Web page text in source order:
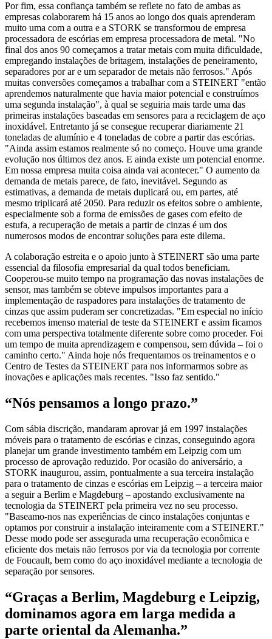
Por fim, essa confiança também se reflete no fato de ambas as
empresas colaborarem há 15 anos ao longo dos quais aprenderam
muito uma com a outra e a STORK se transformou de empresa
processadora de escórias em empresa processadora de metal. "No
final dos anos 90 começamos a tratar metais com muita dificuldade,
empregando instalações de britagem, instalações de peneiramento,
separadores por ar e um separador de metais não ferrosos." Após
muitas conversões começamos a trabalhar com a STEINERT "então
aprendemos naturalmente que havia maior potencial e construímos
uma segunda instalação", à qual se seguiria mais tarde uma das
primeiras instalações baseadas em sensores para a reciclagem de aço
inoxidável. Entretanto já se consegue recuperar diariamente 21
toneladas de alumínio e 4 toneladas de cobre a partir das escórias.
"Ainda assim estamos realmente só no começo. Houve uma grande
evolução nos últimos dez anos. E ainda existe um potencial enorme.
Em nossa empresa muita coisa ainda vai acontecer." O aumento da
demanda de metais parece, de fato, inevitável. Segundo as
estimativas, a demanda de metais duplicará ou, em partes, até
mesmo triplicará até 2050. Para reduzir os efeitos sobre o ambiente,
especialmente sob a forma de emissões de gases com efeito de
estufa, a recuperação de metais a partir de cinzas é um dos
numerosos modos de encontrar soluções para este dilema.
A colaboração estreita e o apoio junto à STEINERT são uma parte
essencial da filosofia empresarial da qual todos beneficiam.
Cooperou-se muito tempo na programação das novas instalações de
sensor, mas também se obteve impulsos importantes para a
implementação de raspadores para instalações de tratamento de
cinzas que assim puderam ser concretizadas. "Em especial no início
recebemos imenso material de teste da STEINERT e assim ficamos
com uma perspectiva totalmente diferente sobre como proceder. Foi
um tempo de muita aprendizagem e compensou, sem dúvida – foi o
caminho certo." Ainda hoje nós frequentamos os treinamentos e o
Centro de Testes da STEINERT para nos informarmos sobre as
inovações e aplicações mais recentes. "Isso faz sentido."
“Nós pensamos a longo prazo.”
Com sábia discrição, mandaram aprovar já em 1997 instalações
móveis para o tratamento de escórias e cinzas, conseguindo agora
planejar um grande investimento também em Leipzig com um
processo de aprovação reduzido. Por ocasião do aniversário, a
STORK inaugurou, assim, pontualmente a sua terceira instalação
para o tratamento de cinzas e escórias em Leipzig – a terceira maior
a seguir a Berlim e Magdeburg – apostando exclusivamente na
tecnologia da STEINERT pela primeira vez no seu processo.
"Baseamo-nos nas experiências de cinco instalações conjuntas e
optamos por construir a instalação inteiramente com a STEINERT."
Desse modo pode ser assegurada uma recuperação econômica e
eficiente dos metais não ferrosos por via da tecnologia por corrente
de Foucault, bem como do aço inoxidável mediante a tecnologia de
separação por sensores.
“Graças a Berlim, Magdeburg e Leipzig,
dominamos agora em larga medida a
parte oriental da Alemanha.”